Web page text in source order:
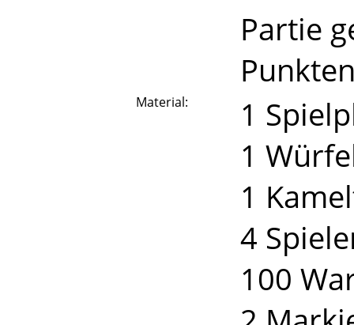
Partie
Material:
1
1
1
4
100